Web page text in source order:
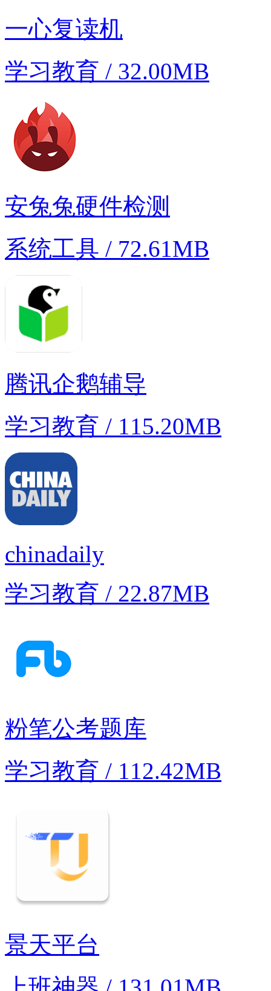
一心复读机
学习教育 / 32.00MB
安兔兔硬件检测
系统工具 / 72.61MB
腾讯企鹅辅导
学习教育 / 115.20MB
chinadaily
学习教育 / 22.87MB
粉笔公考题库
学习教育 / 112.42MB
景天平台